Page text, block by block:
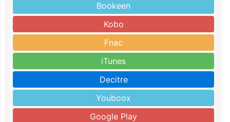
Bookeen
Kobo
Fnac
iTunes
Decitre
Youboox
Google Play